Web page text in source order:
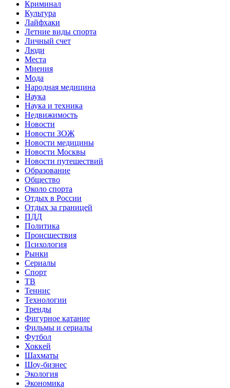
Криминал
Культура
Лайфхаки
Летние виды спорта
Личный счет
Люди
Места
Мнения
Мода
Народная медицина
Наука
Наука и техника
Недвижимость
Новости
Новости ЗОЖ
Новости медицины
Новости Москвы
Новости путешествий
Образование
Общество
Около спорта
Отдых в России
Отдых за границей
ПДД
Политика
Происшествия
Психология
Рынки
Сериалы
Спорт
ТВ
Теннис
Технологии
Тренды
Фигурное катание
Фильмы и сериалы
Футбол
Хоккей
Шахматы
Шоу-бизнес
Экология
Экономика